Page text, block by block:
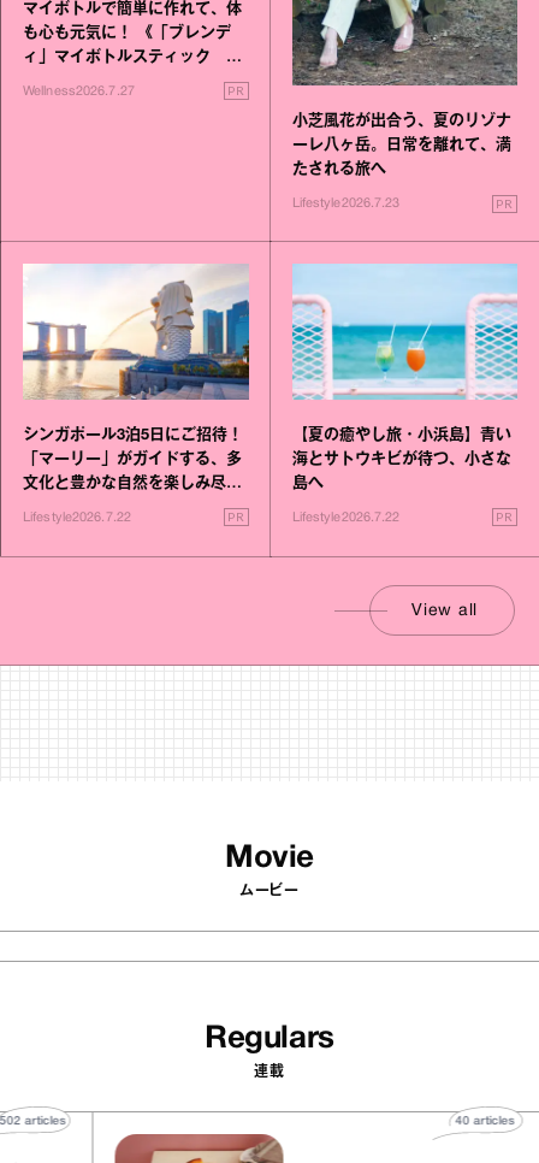
マイボトルで簡単に作れて、体
も心も元気に！ 《「ブレンデ
ィ」マイボトルスティック い
いこと毎日》シリーズが誕生
Wellness2026.7.27 PR
小芝風花が出合う、夏のリゾナ
ーレ八ヶ岳。日常を離れて、満
たされる旅へ
Lifestyle2026.7.23 PR
シンガポール3泊5日にご招待！
「マーリー」がガイドする、多
文化と豊かな自然を楽しみ尽く
Lifestyle2026.7.22 PR
【夏の癒やし旅・小浜島】青い
海とサトウキビが待つ、小さな
島へ
Lifestyle2026.7.22 PR
View all
Movie
ムービー
Regulars
連載
502articles 40